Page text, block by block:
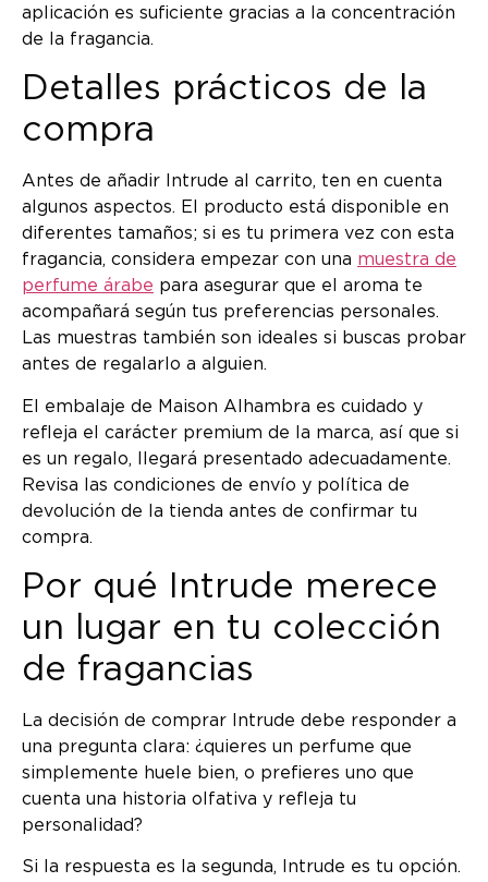
aplicación es suficiente gracias a la concentración
de la fragancia.
Detalles prácticos de la
compra
Antes de añadir Intrude al carrito, ten en cuenta
algunos aspectos. El producto está disponible en
diferentes tamaños; si es tu primera vez con esta
fragancia, considera empezar con una muestra de
perfume árabe para asegurar que el aroma te
acompañará según tus preferencias personales.
Las muestras también son ideales si buscas probar
antes de regalarlo a alguien.
El embalaje de Maison Alhambra es cuidado y
refleja el carácter premium de la marca, así que si
es un regalo, llegará presentado adecuadamente.
Revisa las condiciones de envío y política de
devolución de la tienda antes de confirmar tu
compra.
Por qué Intrude merece
un lugar en tu colección
de fragancias
La decisión de comprar Intrude debe responder a
una pregunta clara: ¿quieres un perfume que
simplemente huele bien, o prefieres uno que
cuenta una historia olfativa y refleja tu
personalidad?
Si la respuesta es la segunda, Intrude es tu opción.